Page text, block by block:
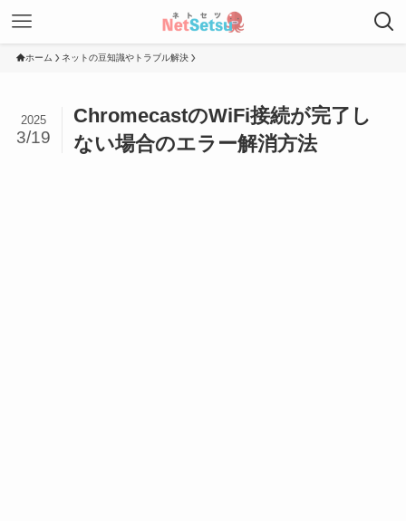
ホーム ネットの豆知識やトラブル解決
ChromecastのWiFi接続が完了し
ない場合のエラー解消方法
2025
3/19